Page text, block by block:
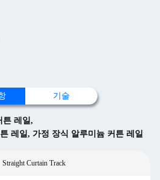
기술
튼 레일,
레일, 가정 장식 알루미늄 커튼 레일
Straight Curtain Track